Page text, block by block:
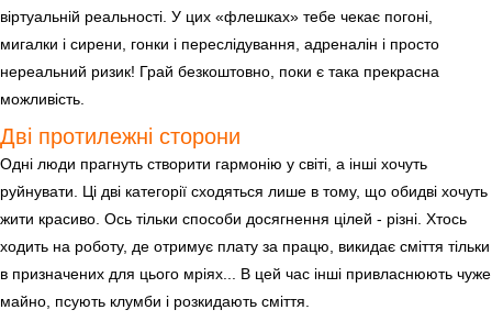
віртуальній реальності. У цих «флешках» тебе чекає погоні,
мигалки і сирени, гонки і переслідування, адреналін і просто
нереальний ризик! Грай безкоштовно, поки є така прекрасна
можливість.
Дві протилежні сторони
Одні люди прагнуть створити гармонію у світі, а інші хочуть
руйнувати. Ці дві категорії сходяться лише в тому, що обидві хочуть
жити красиво. Ось тільки способи досягнення цілей - різні. Хтось
ходить на роботу, де отримує плату за працю, викидає сміття тільки
в призначених для цього мріях... В цей час інші привласнюють чуже
майно, псують клумби і розкидають сміття.